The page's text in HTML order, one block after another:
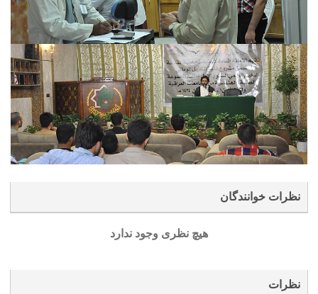
نظرات خوانندگان
هیچ نظری وجود ندارد
نظرات